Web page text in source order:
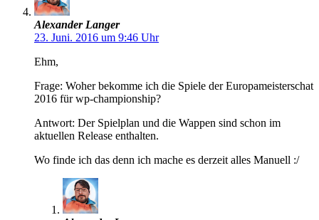
Alexander Langer
23. Juni. 2016 um 9:46 Uhr
Ehm,
Frage: Woher bekomme ich die Spiele der Europameisterschat
2016 für wp-championship?
Antwort: Der Spielplan und die Wappen sind schon im
aktuellen Release enthalten.
Wo finde ich das denn ich mache es derzeit alles Manuell :/